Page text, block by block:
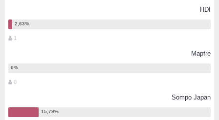
HDI
1
Mapfre
0
Sompo Japan